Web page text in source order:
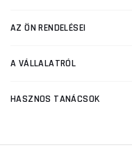
AZ ÖN RENDELÉSEI
A VÁLLALATRÓL
HASZNOS TANÁCSOK